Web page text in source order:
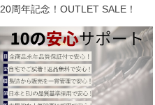
20周年記念！OUTLET SALE！